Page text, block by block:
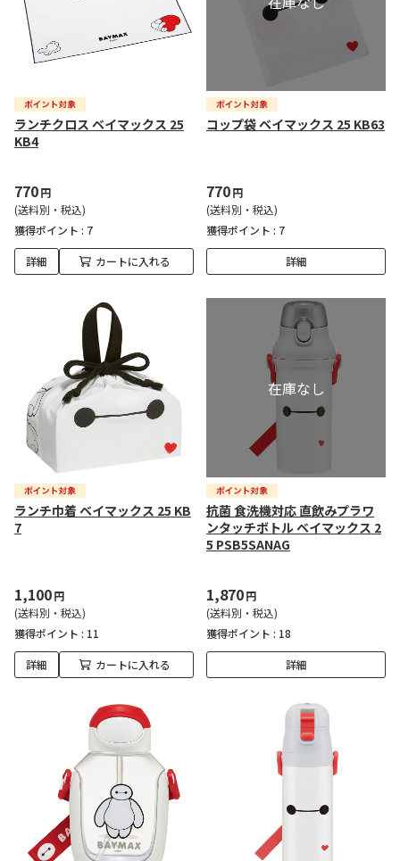
ランチクロス ベイマックス 25
KB4
770円
(送料別・税込)
獲得ポイント : 7
詳細 カートに入れる
コップ袋 ベイマックス 25 KB63
770円
(送料別・税込)
獲得ポイント : 7
詳細
ランチ巾着 ベイマックス 25 KB
7
1,100円
(送料別・税込)
獲得ポイント : 11
詳細 カートに入れる
抗菌 食洗機対応 直飲みプラワ
ンタッチボトル ベイマックス 2
5 PSB5SANAG
1,870円
(送料別・税込)
獲得ポイント : 18
詳細